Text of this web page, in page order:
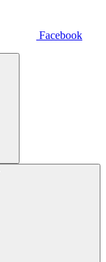
Facebook